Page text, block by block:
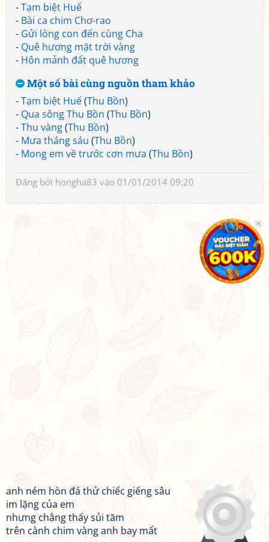
-Tạm biệt Huế
- Bài ca chim Chơ-rao
- Gửi lòng con đến cùng Cha
- Quê hương mặt trời vàng
- Hôn mảnh đất quê hương
Một số bài cùng nguồn tham khảo
-Tạm biệt Huế(Thu Bồn)
- Qua sông Thu Bồn (Thu Bồn)
-Thu vàng(Thu Bồn)
- Mưa tháng sáu (Thu Bồn)
- Mong em về trước cơn mưa (Thu Bồn)
Đăng bởi hongha83 vào 01/01/2014 09:20
anh ném hòn đá thử chiếc giếng sâu
im lặng của em
nhưng chẳng thấy sủi tăm
trên cành chim vàng anh bay mất